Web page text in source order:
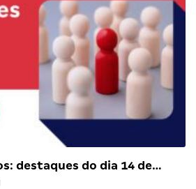
destaques do dia 14 de…